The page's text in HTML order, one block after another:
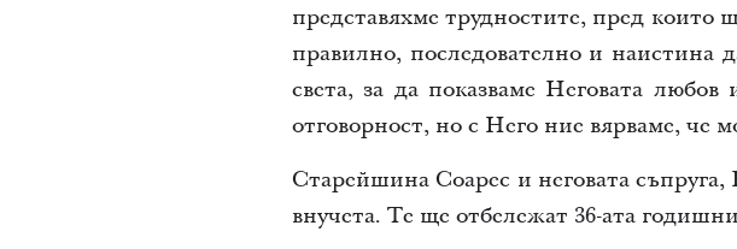
представяхме трудностите, пред които
правилно, последователно и наистина
света, за да показваме Неговата
отговорност, но с Него ние вярваме, че
Старейшина Соарес и неговата
внучета. Те ще отбележат 36-ата